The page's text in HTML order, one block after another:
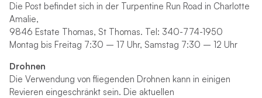
Die Post befindet sich in der Turpentine Run Road in Charlotte
Amalie,
9846 Estate Thomas, St Thomas. Tel: 340-774-1950
Montag bis Freitag 7:30 – 17 Uhr, Samstag 7:30 – 12 Uhr
Drohnen
Die Verwendung von fliegenden Drohnen kann in einigen
Revieren eingeschränkt sein. Die aktuellen